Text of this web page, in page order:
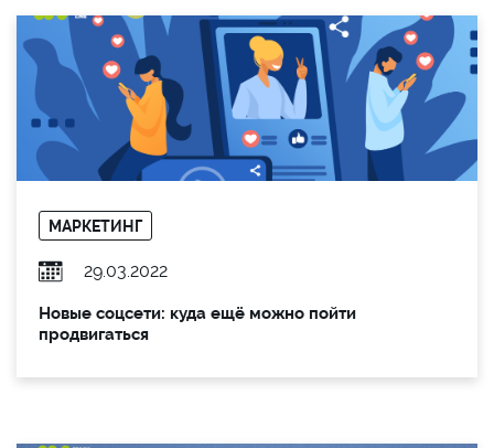
МАРКЕТИНГ
29.03.2022
Новые соцсети: куда ещё можно пойти
продвигаться